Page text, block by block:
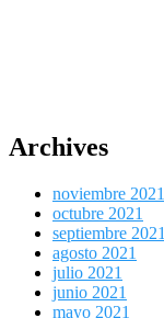
Archives
noviembre 2021
octubre 2021
septiembre 2021
agosto 2021
julio 2021
junio 2021
mayo 2021